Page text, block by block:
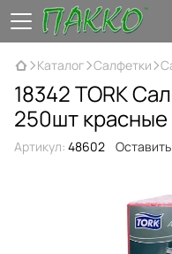
Каталог Салфетки
18342 TORK
250шт красные
Артикул: 48602